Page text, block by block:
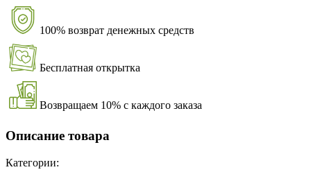
100% возврат денежных средств
Бесплатная открытка
Возвращаем 10% с каждого заказа
Описание товара
Категории: